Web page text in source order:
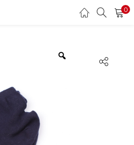
0
password to login.
Login